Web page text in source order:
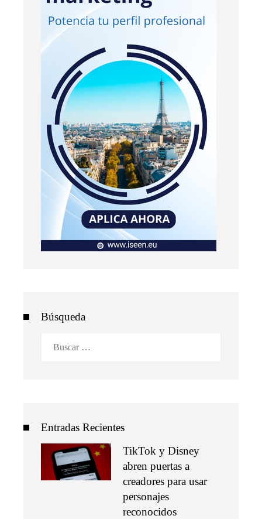
Búsqueda
Entradas Recientes
TikTok y Disney
abren puertas a
creadores para usar
personajes
reconocidos